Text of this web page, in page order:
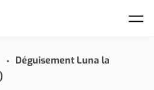
Déguisement Luna la